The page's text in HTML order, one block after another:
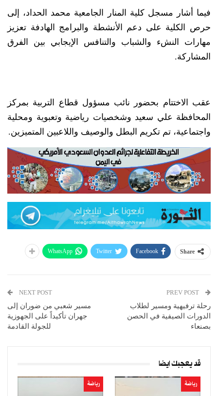
فيما أشار مسجل كلية المنار الجامعية محمد الحداد، إلى
حرص الكلية على دعم الأنشطة والبرامج الهادفة تعزيز
مهارات النشء والشباب والتنافس الإيجابي بين الفرق
المشاركة.
عقب الاختتام بحضور نائب مسؤول قطاع التربية بمركز
المحافظة علي سعيد وشخصيات رياضية وتعبوية ومحلية
واجتماعية، تم تكريم البطل والوصيف واللاعبين المتميزين.
Share
Facebook
Twitter
WhatsApp
رحلة ترفيهية ومسير لطلاب
الدورات الصيفية في الحصن
بصنعاء
NEXT POST
مسير شعبي من ضوران إلى
جهران تأكيداً على الجهوزية
للجولة القادمة
قد يعجبك ايضا
رياضة رياضة